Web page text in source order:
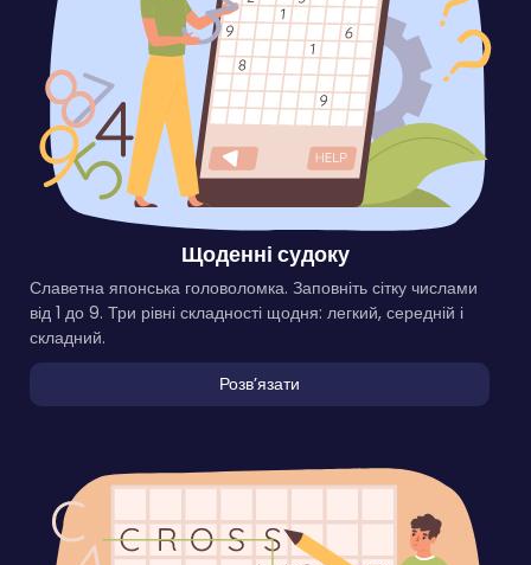
Щоденні судоку
Славетна японська головоломка. Заповніть сітку числами
від 1 до 9. Три рівні складності щодня: легкий, середній і
складний.
Розвʼязати